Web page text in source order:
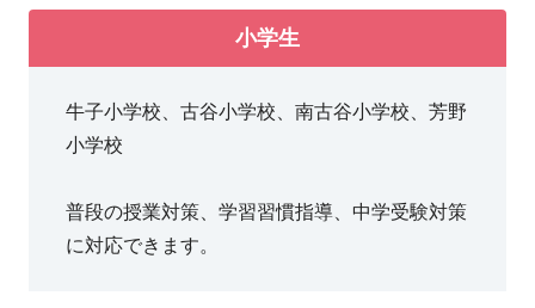
小学生
牛子小学校、古谷小学校、南古谷小学校、芳野
小学校
普段の授業対策、学習習慣指導、中学受験対策
に対応できます。